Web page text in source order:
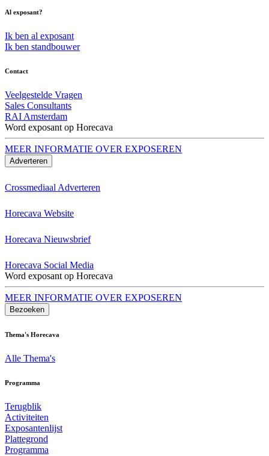
Al exposant?
Ik ben al exposant
Ik ben standbouwer
Contact
Veelgestelde Vragen
Sales Consultants
RAI Amsterdam
Word exposant op Horecava
MEER INFORMATIE OVER EXPOSEREN
Adverteren
Crossmediaal Adverteren
Horecava Website
Horecava Nieuwsbrief
Horecava Social Media
Word exposant op Horecava
MEER INFORMATIE OVER EXPOSEREN
Bezoeken
Thema's Horecava
Alle Thema's
Programma
Terugblik
Activiteiten
Exposantenlijst
Plattegrond
Programma